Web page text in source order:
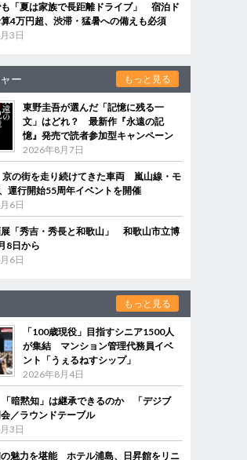
「夏は家族で長距離ドライブ」 宿泊ド
4万円超、渋滞・猛暑への備えも必須
3日
ー もっと見る
東野圭吾が選んだ「記憶に残る一
文」はどれ？ 最新作『永遠の記
憶』発売で読者参加型キャンペーン
2026年8月7日
京の街を走り続けてきた車両 嵐山線・モ
運行開始55周年イベントを開催
6日
「秀吉・秀長と和歌山」 和歌山市立博
8日から
6日
もっと見る
「100歳現役」目指すシニア1500人
が集結 マンション管理代務員イベ
ント「うぇるねすシップ」
2026年8月4日
暗黙知」は継承できるのか 「デジブ
／ラウンドテーブル
3日
魅力を堪能 ホテル浦島、日昇館をリニ